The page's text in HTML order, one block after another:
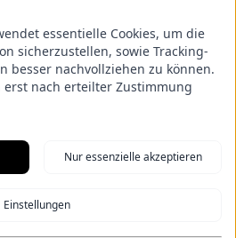
TREX.PARTS
Kontakt
Nicht-Programmierer
essentielle Cookies, um die
sicherzustellen, sowie Tracking-
besser nachvollziehen zu können.
erst nach erteilter Zustimmung
Nur essenzielle akzeptieren
Einstellungen